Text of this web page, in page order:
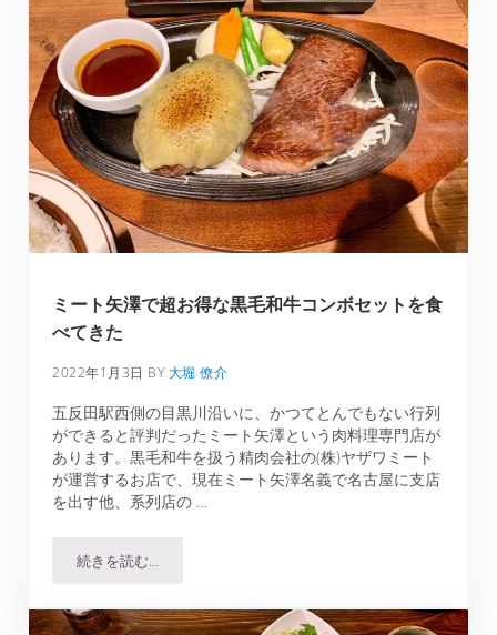
ミート矢澤で超お得な黒毛和牛コンボセットを食
べてきた
2022年1月3日 BY 大堀 僚介
五反田駅西側の目黒川沿いに、かつてとんでもない行列
ができると評判だったミート矢澤という肉料理専門店が
あります。黒毛和牛を扱う精肉会社の(株)ヤザワミート
が運営するお店で、現在ミート矢澤名義で名古屋に支店
を出す他、系列店の …
続きを読む…ミート矢澤で超お得な黒毛和牛コンボセットを食べてきた